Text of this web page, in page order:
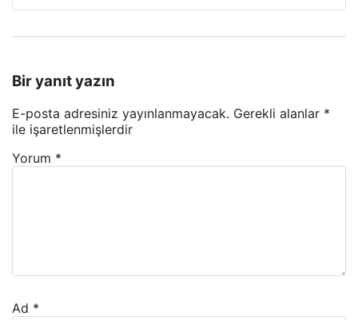
Bir yanıt yazın
E-posta adresiniz yayınlanmayacak. Gerekli alanlar *
ile işaretlenmişlerdir
Yorum *
Ad *